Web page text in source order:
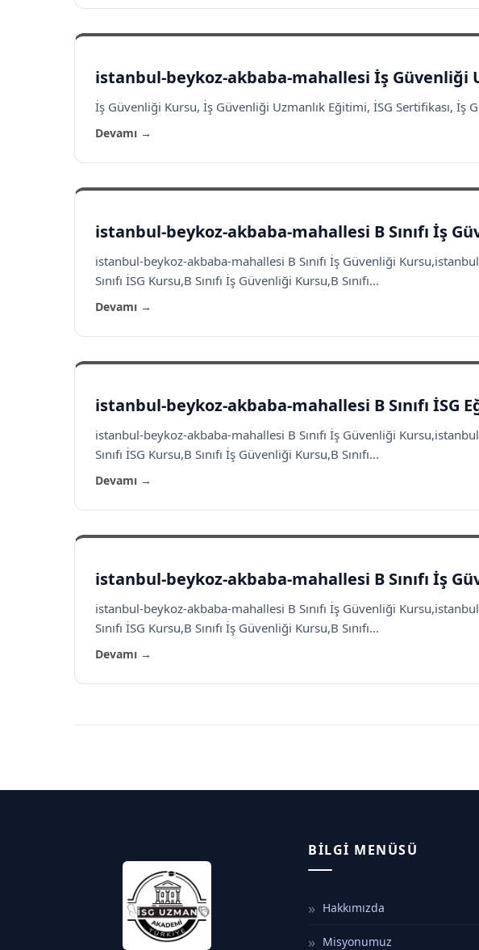
istanbul-beykoz-akbaba-mahallesi İş Güvenliği
İş Güvenliği Kursu, İş Güvenliği Uzmanlık Eğitimi, İSG Sertifikası, İş
Devamı →
istanbul-beykoz-akbaba-mahallesi B Sınıfı İş
istanbul-beykoz-akbaba-mahallesi B Sınıfı İş Güvenliği
Sınıfı İSG Kursu,B Sınıfı İş Güvenliği Kursu,B Sınıfı...
Devamı →
istanbul-beykoz-akbaba-mahallesi B Sınıfı İSG
istanbul-beykoz-akbaba-mahallesi B Sınıfı İş Güvenliği
Sınıfı İSG Kursu,B Sınıfı İş Güvenliği Kursu,B Sınıfı...
Devamı →
istanbul-beykoz-akbaba-mahallesi B Sınıfı İş
istanbul-beykoz-akbaba-mahallesi B Sınıfı İş Güvenliği
Sınıfı İSG Kursu,B Sınıfı İş Güvenliği Kursu,B Sınıfı...
Devamı →
BILGI MENÜSÜ
Hakkımızda
Misyonumuz